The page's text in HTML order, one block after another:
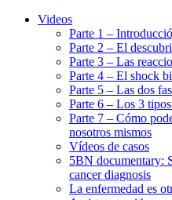
Videos
Parte 1 –
Parte 2 – El
Parte 3 – Las
Parte 4 – El shock
Parte 5 – Las dos
Parte 6 – Los 3
Parte 7 – Cómo
nosotros mismos
Vídeos de casos
5BN documentary:
cancer diagnosis
La enfermedad es